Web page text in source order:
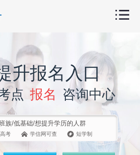
升报名入口
点 报名 咨询中心
族/低基础/想提升学历的人群
考 学信网可查 短学制